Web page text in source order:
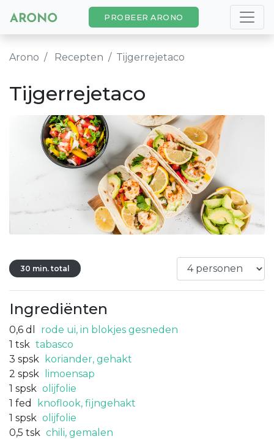
PROBEER ARONO
Arono Recepten Tijgerrejetaco
Tijgerrejetaco
30 min. total
Ingrediënten
0,6 dl
rode ui, in blokjes gesneden
1 tsk tabasco
3 spsk
koriander, gehakt
2 spsk
limoensap
1 spsk olijfolie
1 fed
knoflook, fijngehakt
1 spsk olijfolie
0,5 tsk chili, gemalen